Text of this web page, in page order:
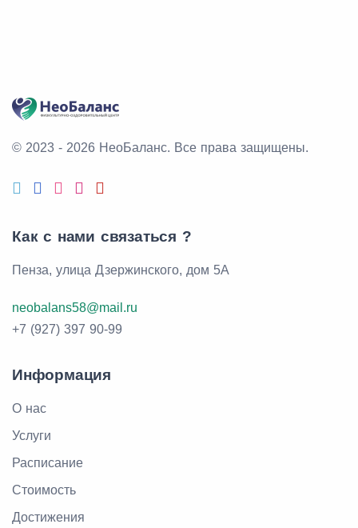
© 2023 - 2026 НеоБаланс. Все права защищены.
Как с нами связаться ?
Пенза, улица Дзержинского, дом 5А
neobalans58@mail.ru
+7 (927) 397 90-99
Информация
О нас
Услуги
Расписание
Стоимость
Достижения